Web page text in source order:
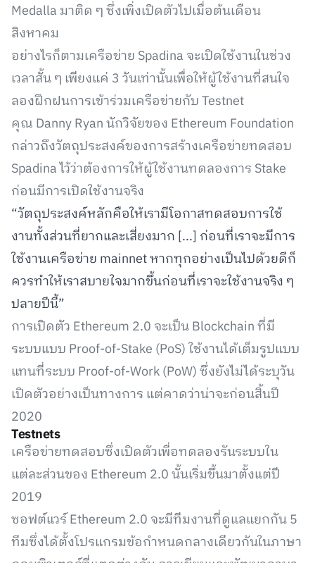
Medalla มาติด ๆ ซึ่งเพิ่งเปิดตัวไปเมื่อต้นเดือน
สิงหาคม
อย่างไรก็ตามเครือข่าย Spadina จะเปิดใช้งานในช่วง
เวลาสั้น ๆ เพียงแค่ 3 วันเท่านั้นเพื่อให้ผู้ใช้งานที่สนใจ
ลองฝึกฝนการเข้าร่วมเครือข่ายกับ Testnet
คุณ Danny Ryan นักวิจัยของ Ethereum Foundation
กล่าวถึงวัตถุประสงค์ของการสร้างเครือข่ายทดสอบ
Spadina ไว้ว่าต้องการให้ผู้ใช้งานทดลองการ Stake
ก่อนมีการเปิดใช้งานจริง
“วัตถุประสงค์หลักคือให้เรามีโอกาสทดสอบการใช้
งานทั้งส่วนที่ยากและเสี่ยงมาก [...] ก่อนที่เราจะมีการ
ใช้งานเครือข่าย mainnet หากทุกอย่างเป็นไปด้วยดีก็
ควรทำให้เราสบายใจมากขึ้นก่อนที่เราจะใช้งานจริง ๆ
ปลายปีนี้”
การเปิดตัว Ethereum 2.0 จะเป็น Blockchain ที่มี
ระบบแบบ Proof-of-Stake (PoS) ใช้งานได้เต็มรูปแบบ
แทนที่ระบบ Proof-of-Work (PoW) ซึ่งยังไม่ได้ระบุวัน
เปิดตัวอย่างเป็นทางการ แต่คาดว่าน่าจะก่อนสิ้นปี
2020
Testnets
เครือข่ายทดสอบซึ่งเปิดตัวเพื่อทดลองรันระบบใน
แต่ละส่วนของ Ethereum 2.0 นั้นเริ่มขึ้นมาตั้งแต่ปี
2019
ซอฟต์แวร์ Ethereum 2.0 จะมีทีมงานที่ดูแลแยกกัน 5
ทีมซึ่งได้ตั้งโปรแกรมข้อกำหนดกลางเดียวกันในภาษา